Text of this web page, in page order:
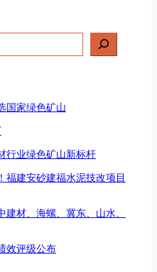
国家绿色矿山
行业绿色矿山新标杆
福建安砂建福水泥技改项目
材、海螺、冀东、山水、
效评级公布